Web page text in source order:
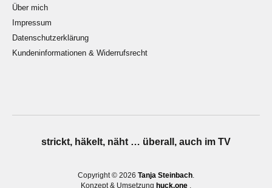
Über mich
Impressum
Datenschutzerklärung
Kundeninformationen & Widerrufsrecht
strickt, häkelt, näht … überall, auch im TV
Copyright © 2026 Tanja Steinbach
Konzept & Umsetzung huck.one